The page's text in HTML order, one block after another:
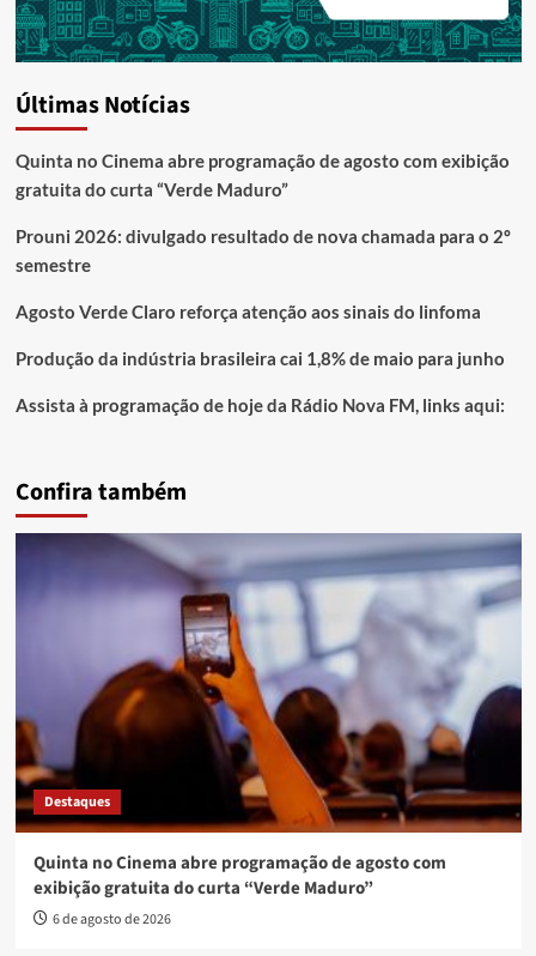
Últimas Notícias
Quinta no Cinema abre programação de agosto com exibição
gratuita do curta “Verde Maduro”
Prouni 2026: divulgado resultado de nova chamada para o 2º
semestre
Agosto Verde Claro reforça atenção aos sinais do linfoma
Produção da indústria brasileira cai 1,8% de maio para junho
Assista à programação de hoje da Rádio Nova FM, links aqui:
Confira também
Destaques
Quinta no Cinema abre programação de agosto com
exibição gratuita do curta “Verde Maduro”
6 de agosto de 2026